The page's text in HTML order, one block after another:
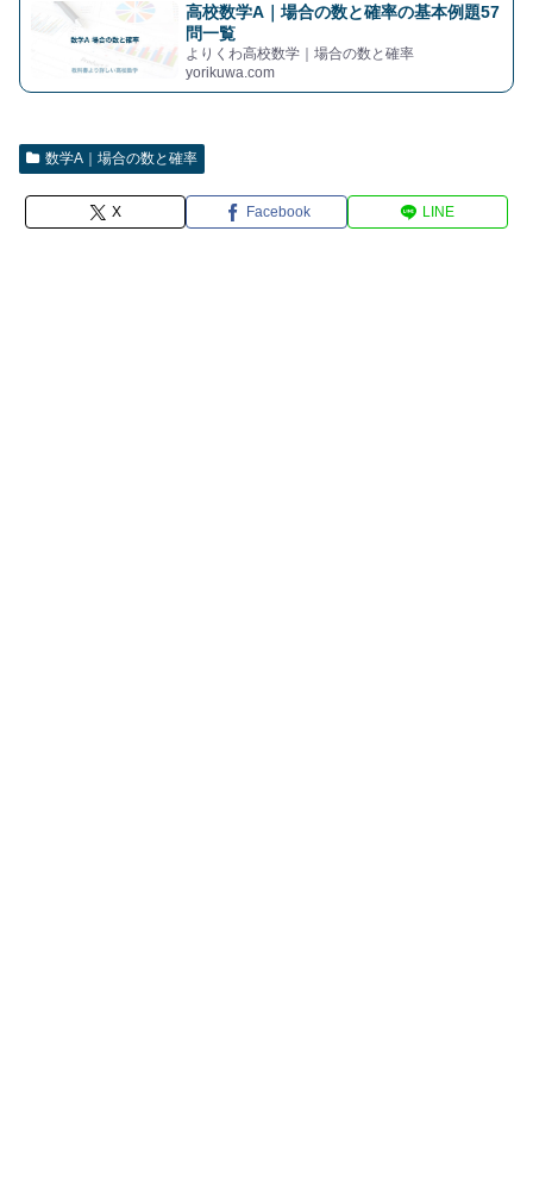
高校数学A｜場合の数と確率の基本例題57
問一覧
よりくわ高校数学｜場合の数と確率
yorikuwa.com
数学A｜場合の数と確率
X Facebook LINE